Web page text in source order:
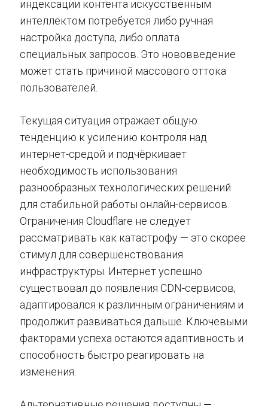
индексации контента искусственным
интеллектом потребуется либо ручная
настройка доступа, либо оплата
специальных запросов. Это нововведение
может стать причиной массового оттока
пользователей.
Текущая ситуация отражает общую
тенденцию к усилению контроля над
интернет-средой и подчёркивает
необходимость использования
разнообразных технологических решений
для стабильной работы онлайн-сервисов.
Ограничения Cloudflare не следует
рассматривать как катастрофу — это скорее
стимул для совершенствования
инфраструктуры. Интернет успешно
существовал до появления CDN-сервисов,
адаптировался к различным ограничениям и
продолжит развиваться дальше. Ключевыми
факторами успеха остаются адаптивность и
способность быстро реагировать на
изменения.